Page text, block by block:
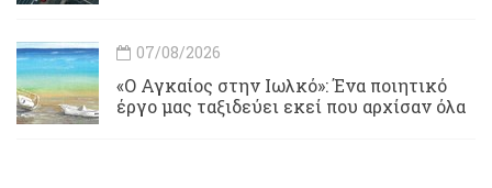
07/08/2026
«Ο Αγκαίος στην Ιωλκό»: Ένα ποιητικό
έργο μας ταξιδεύει εκεί που αρχίσαν όλα